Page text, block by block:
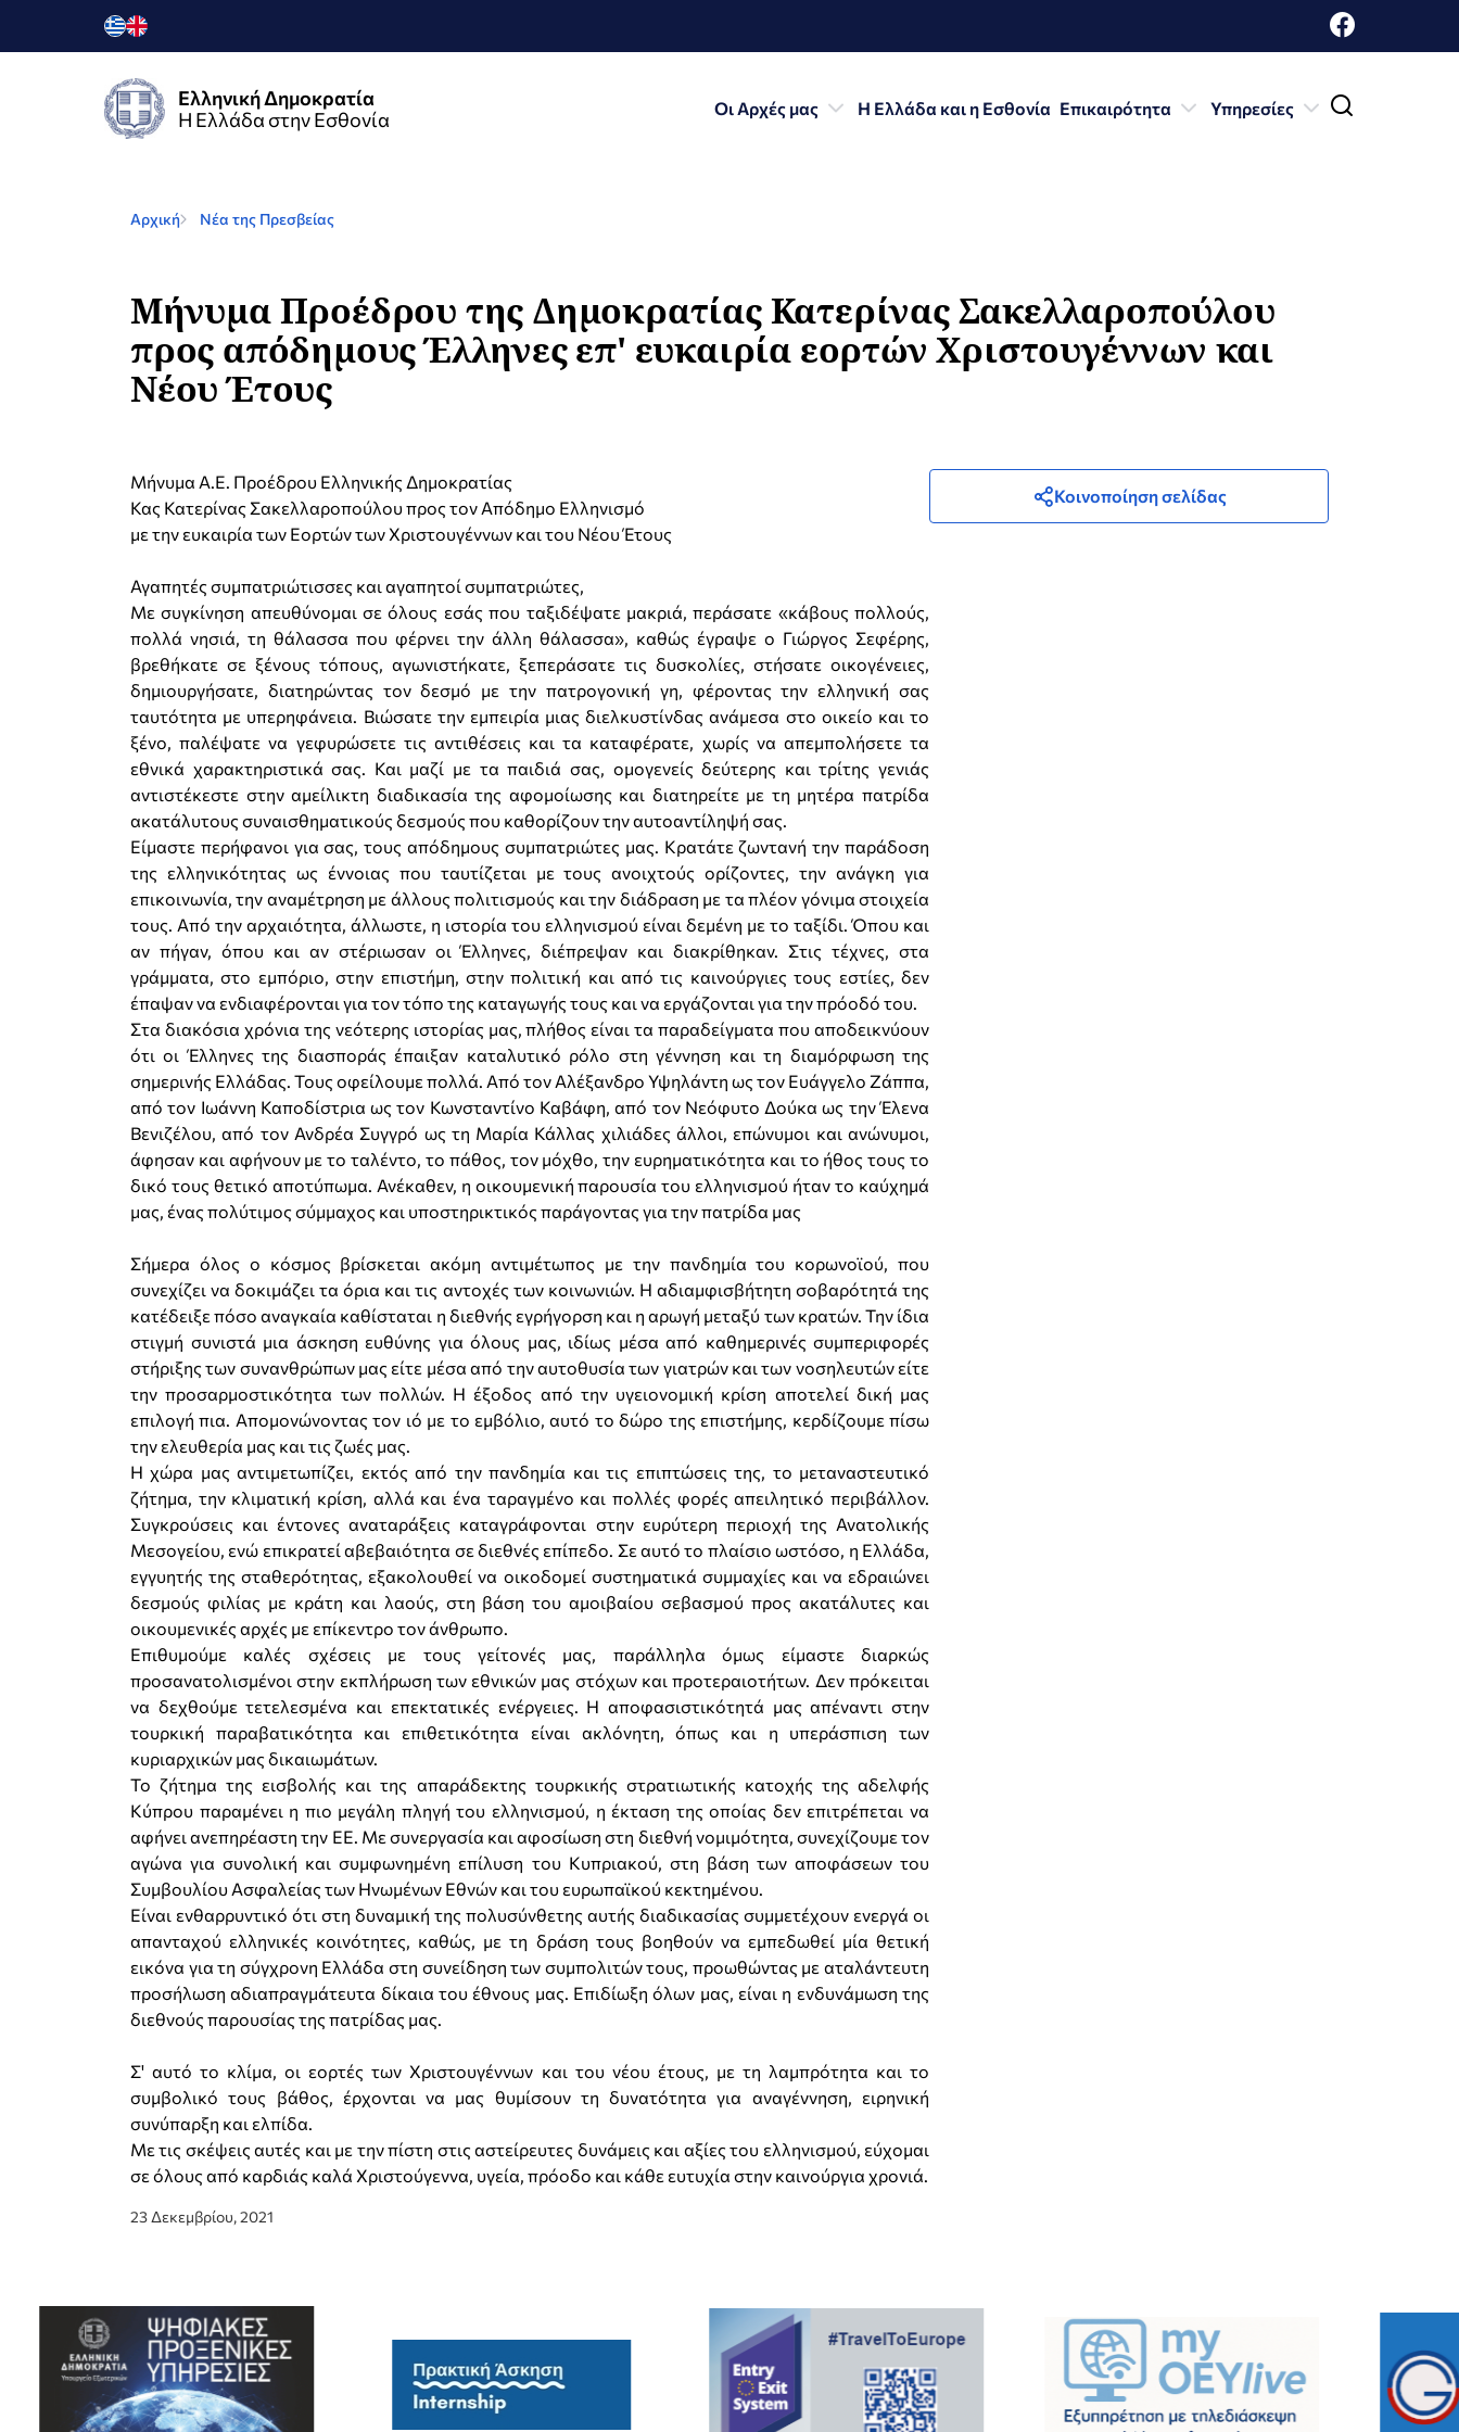
Ελληνική Δημοκρατία
Η Ελλάδα στην Εσθονία
Οι Αρχές μας Η Ελλάδα και η Εσθονία Επικαιρότητα Υπηρεσίες
Αρχική Νέα της Πρεσβείας
Μήνυμα Προέδρου της Δημοκρατίας Κατερίνας Σακελλαροπούλου
προς απόδημους Έλληνες επ' ευκαιρία εορτών Χριστουγέννων και
Νέου Έτους
Μήνυμα Α.Ε. Προέδρου Ελληνικής Δημοκρατίας
Κας Κατερίνας Σακελλαροπούλου προς τον Απόδημο Ελληνισμό
με την ευκαιρία των Εορτών των Χριστουγέννων και του Νέου Έτους
Αγαπητές συμπατριώτισσες και αγαπητοί συμπατριώτες,
Με συγκίνηση απευθύνομαι σε όλους εσάς που ταξιδέψατε μακριά, περάσατε «κάβους πολλούς,
πολλά νησιά, τη θάλασσα που φέρνει την άλλη θάλασσα», καθώς έγραψε ο Γιώργος Σεφέρης,
βρεθήκατε σε ξένους τόπους, αγωνιστήκατε, ξεπεράσατε τις δυσκολίες, στήσατε οικογένειες,
δημιουργήσατε, διατηρώντας τον δεσμό με την πατρογονική γη, φέροντας την ελληνική σας
ταυτότητα με υπερηφάνεια. Βιώσατε την εμπειρία μιας διελκυστίνδας ανάμεσα στο οικείο και το
ξένο, παλέψατε να γεφυρώσετε τις αντιθέσεις και τα καταφέρατε, χωρίς να απεμπολήσετε τα
εθνικά χαρακτηριστικά σας. Και μαζί με τα παιδιά σας, ομογενείς δεύτερης και τρίτης γενιάς
αντιστέκεστε στην αμείλικτη διαδικασία της αφομοίωσης και διατηρείτε με τη μητέρα πατρίδα
ακατάλυτους συναισθηματικούς δεσμούς που καθορίζουν την αυτοαντίληψή σας.
Είμαστε περήφανοι για σας, τους απόδημους συμπατριώτες μας. Κρατάτε ζωντανή την παράδοση
της ελληνικότητας ως έννοιας που ταυτίζεται με τους ανοιχτούς ορίζοντες, την ανάγκη για
επικοινωνία, την αναμέτρηση με άλλους πολιτισμούς και την διάδραση με τα πλέον γόνιμα στοιχεία
τους. Από την αρχαιότητα, άλλωστε, η ιστορία του ελληνισμού είναι δεμένη με το ταξίδι. Όπου και
αν πήγαν, όπου και αν στέριωσαν οι Έλληνες, διέπρεψαν και διακρίθηκαν. Στις τέχνες, στα
γράμματα, στο εμπόριο, στην επιστήμη, στην πολιτική και από τις καινούργιες τους εστίες, δεν
έπαψαν να ενδιαφέρονται για τον τόπο της καταγωγής τους και να εργάζονται για την πρόοδό του.
Στα διακόσια χρόνια της νεότερης ιστορίας μας, πλήθος είναι τα παραδείγματα που αποδεικνύουν
ότι οι Έλληνες της διασποράς έπαιξαν καταλυτικό ρόλο στη γέννηση και τη διαμόρφωση της
σημερινής Ελλάδας. Τους οφείλουμε πολλά. Από τον Αλέξανδρο Υψηλάντη ως τον Ευάγγελο Ζάππα,
από τον Ιωάννη Καποδίστρια ως τον Κωνσταντίνο Καβάφη, από τον Νεόφυτο Δούκα ως την Έλενα
Βενιζέλου, από τον Ανδρέα Συγγρό ως τη Μαρία Κάλλας χιλιάδες άλλοι, επώνυμοι και ανώνυμοι,
άφησαν και αφήνουν με το ταλέντο, το πάθος, τον μόχθο, την ευρηματικότητα και το ήθος τους το
δικό τους θετικό αποτύπωμα. Ανέκαθεν, η οικουμενική παρουσία του ελληνισμού ήταν το καύχημά
μας, ένας πολύτιμος σύμμαχος και υποστηρικτικός παράγοντας για την πατρίδα μας
Σήμερα όλος ο κόσμος βρίσκεται ακόμη αντιμέτωπος με την πανδημία του κορωνοϊού, που
συνεχίζει να δοκιμάζει τα όρια και τις αντοχές των κοινωνιών. Η αδιαμφισβήτητη σοβαρότητά της
κατέδειξε πόσο αναγκαία καθίσταται η διεθνής εγρήγορση και η αρωγή μεταξύ των κρατών. Την ίδια
στιγμή συνιστά μια άσκηση ευθύνης για όλους μας, ιδίως μέσα από καθημερινές συμπεριφορές
στήριξης των συνανθρώπων μας είτε μέσα από την αυτοθυσία των γιατρών και των νοσηλευτών είτε
την προσαρμοστικότητα των πολλών. Η έξοδος από την υγειονομική κρίση αποτελεί δική μας
επιλογή πια. Απομονώνοντας τον ιό με το εμβόλιο, αυτό το δώρο της επιστήμης, κερδίζουμε πίσω
την ελευθερία μας και τις ζωές μας.
Η χώρα μας αντιμετωπίζει, εκτός από την πανδημία και τις επιπτώσεις της, το μεταναστευτικό
ζήτημα, την κλιματική κρίση, αλλά και ένα ταραγμένο και πολλές φορές απειλητικό περιβάλλον.
Συγκρούσεις και έντονες αναταράξεις καταγράφονται στην ευρύτερη περιοχή της Ανατολικής
Μεσογείου, ενώ επικρατεί αβεβαιότητα σε διεθνές επίπεδο. Σε αυτό το πλαίσιο ωστόσο, η Ελλάδα,
εγγυητής της σταθερότητας, εξακολουθεί να οικοδομεί συστηματικά συμμαχίες και να εδραιώνει
δεσμούς φιλίας με κράτη και λαούς, στη βάση του αμοιβαίου σεβασμού προς ακατάλυτες και
οικουμενικές αρχές με επίκεντρο τον άνθρωπο.
Επιθυμούμε καλές σχέσεις με τους γείτονές μας, παράλληλα όμως είμαστε διαρκώς
προσανατολισμένοι στην εκπλήρωση των εθνικών μας στόχων και προτεραιοτήτων. Δεν πρόκειται
να δεχθούμε τετελεσμένα και επεκτατικές ενέργειες. H αποφασιστικότητά μας απέναντι στην
τουρκική παραβατικότητα και επιθετικότητα είναι ακλόνητη, όπως και η υπεράσπιση των
κυριαρχικών μας δικαιωμάτων.
Το ζήτημα της εισβολής και της απαράδεκτης τουρκικής στρατιωτικής κατοχής της αδελφής
Κύπρου παραμένει η πιο μεγάλη πληγή του ελληνισμού, η έκταση της οποίας δεν επιτρέπεται να
αφήνει ανεπηρέαστη την ΕΕ. Με συνεργασία και αφοσίωση στη διεθνή νομιμότητα, συνεχίζουμε τον
αγώνα για συνολική και συμφωνημένη επίλυση του Κυπριακού, στη βάση των αποφάσεων του
Συμβουλίου Ασφαλείας των Ηνωμένων Εθνών και του ευρωπαϊκού κεκτημένου.
Είναι ενθαρρυντικό ότι στη δυναμική της πολυσύνθετης αυτής διαδικασίας συμμετέχουν ενεργά οι
απανταχού ελληνικές κοινότητες, καθώς, με τη δράση τους βοηθούν να εμπεδωθεί μία θετική
εικόνα για τη σύγχρονη Ελλάδα στη συνείδηση των συμπολιτών τους, προωθώντας με αταλάντευτη
προσήλωση αδιαπραγμάτευτα δίκαια του έθνους μας. Επιδίωξη όλων μας, είναι η ενδυνάμωση της
διεθνούς παρουσίας της πατρίδας μας.
Σ' αυτό το κλίμα, οι εορτές των Χριστουγέννων και του νέου έτους, με τη λαμπρότητα και το
συμβολικό τους βάθος, έρχονται να μας θυμίσουν τη δυνατότητα για αναγέννηση, ειρηνική
συνύπαρξη και ελπίδα.
Με τις σκέψεις αυτές και με την πίστη στις αστείρευτες δυνάμεις και αξίες του ελληνισμού, εύχομαι
σε όλους από καρδιάς καλά Χριστούγεννα, υγεία, πρόοδο και κάθε ευτυχία στην καινούργια χρονιά.
23 Δεκεμβρίου, 2021
Κοινοποίηση σελίδας